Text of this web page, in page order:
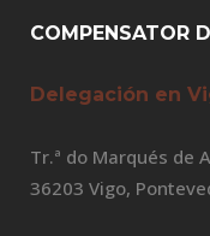
COMPENSATOR
Delegación en
Tr.ª do Marqués de
36203 Vigo,